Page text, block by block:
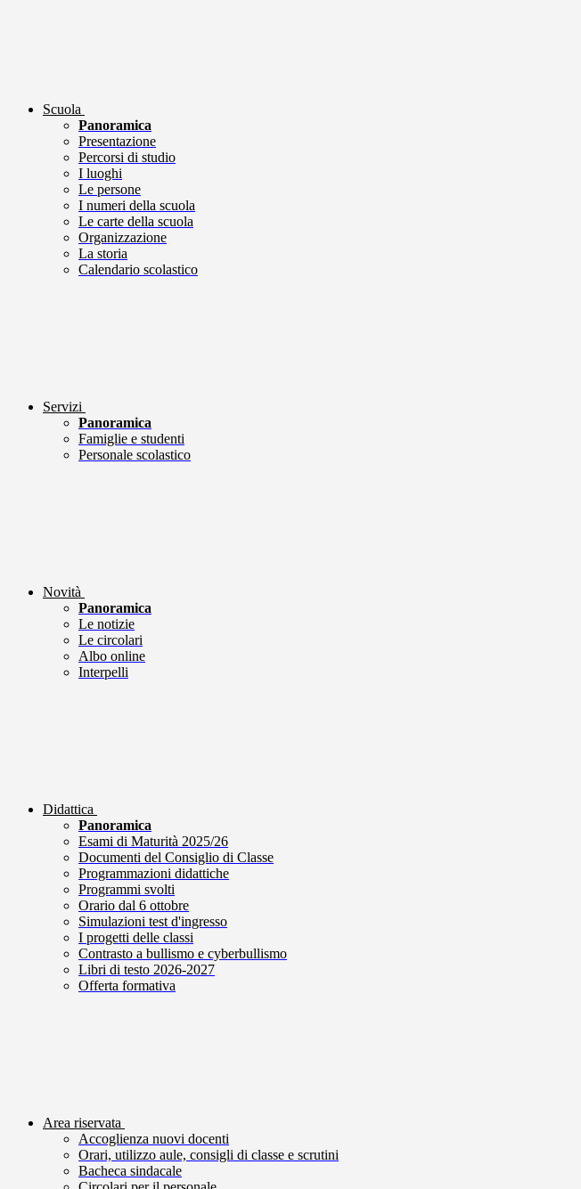
Scuola
Panoramica
Presentazione
Percorsi di studio
I luoghi
Le persone
I numeri della scuola
Le carte della scuola
Organizzazione
La storia
Calendario scolastico
Servizi
Panoramica
Famiglie e studenti
Personale scolastico
Novità
Panoramica
Le notizie
Le circolari
Albo online
Interpelli
Didattica
Panoramica
Esami di Maturità 2025/26
Documenti del Consiglio di Classe
Programmazioni didattiche
Programmi svolti
Orario dal 6 ottobre
Simulazioni test d'ingresso
I progetti delle classi
Contrasto a bullismo e cyberbullismo
Libri di testo 2026-2027
Offerta formativa
Area riservata
Accoglienza nuovi docenti
Orari, utilizzo aule, consigli di classe e scrutini
Bacheca sindacale